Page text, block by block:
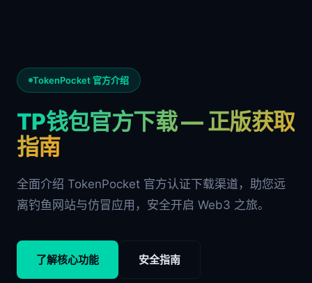
TokenPocket 官方介绍
TP钱包官方下载 — 正版获取
指南
全面介绍 TokenPocket 官方认证下载渠道，助您远
离钓鱼网站与仿冒应用，安全开启 Web3 之旅。
了解核心功能 安全指南